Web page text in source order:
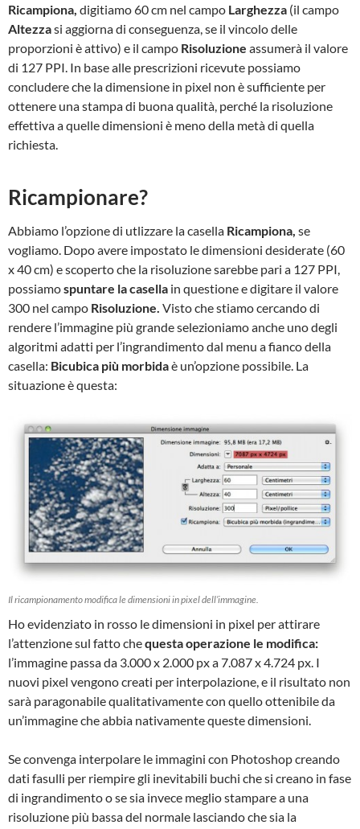
Ricampiona, digitiamo 60 cm nel campo Larghezza (il campo
Altezzasi aggiorna di conseguenza, se il vincolo delle
proporzioni è attivo) e il campo Risoluzione assumerà il valore
di 127 PPI. In base alle prescrizioni ricevute possiamo
concludere che la dimensione in pixel non è sufficiente per
ottenere una stampa di buona qualità, perché la risoluzione
effettiva a quelle dimensioni è meno della metà di quella
richiesta.
Ricampionare?
Abbiamo l’opzione di utlizzare la casella Ricampiona, se
vogliamo. Dopo avere impostato le dimensioni desiderate (60
x 40 cm) e scoperto che la risoluzione sarebbe pari a 127 PPI,
possiamospuntare la casella in questione e digitare il valore
300 nel campo Risoluzione. Visto che stiamo cercando di
rendere l’immagine più grande selezioniamo anche uno degli
algoritmi adatti per l’ingrandimento dal menu a fianco della
casella: Bicubica più morbidaè un’opzione possibile. La
situazione è questa:
Il ricampionamento modifica le dimensioni in pixel dell’immagine.
Ho evidenziato in rosso le dimensioni in pixel per attirare
l’attenzione sul fatto chequesta operazione le modifica:
l’immagine passa da 3.000 x 2.000 px a 7.087 x 4.724 px. I
nuovi pixel vengono creati per interpolazione, e il risultato non
sarà paragonabile qualitativamente con quello ottenibile da
un’immagine che abbia nativamente queste dimensioni.
Se convenga interpolare le immagini con Photoshop creando
dati fasulli per riempire gli inevitabili buchi che si creano in fase
di ingrandimento o se sia invece meglio stampare a una
risoluzione più bassa del normale lasciando che sia la